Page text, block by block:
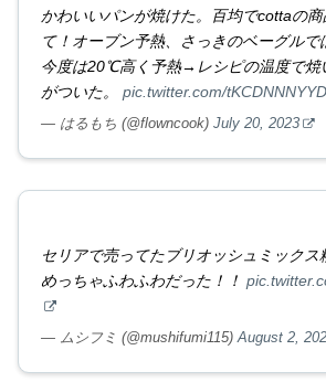
かわいいパンが焼けた。百均でcottaの
て！オーブン予熱、さっきのベーグルで
今度は20℃高く予熱→レシピの温度で焼
がついた。 pic.twitter.com/tKCDNNNYYD
— はるもち (@flowncook) July 20, 2023
セリアで売ってたブリオッシュミックス
めっちゃふわふわだった！！
— ムシフミ (@mushifumi115)August 2,